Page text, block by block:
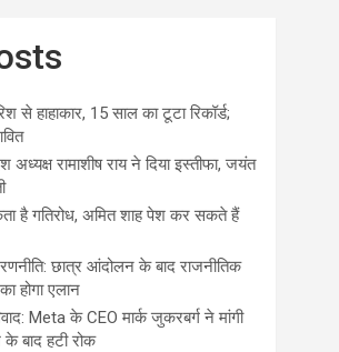
से हाहाकार, 15 साल का टूटा रिकॉर्ड;
रामाशीष राय ने दिया इस्तीफा, जयंत
है गतिरोध, अमित शाह पेश कर सकते हैं
छात्र आंदोलन के बाद राजनीतिक
होगा एलान
Meta के CEO मार्क जुकरबर्ग ने मांगी
बाद हटी रोक